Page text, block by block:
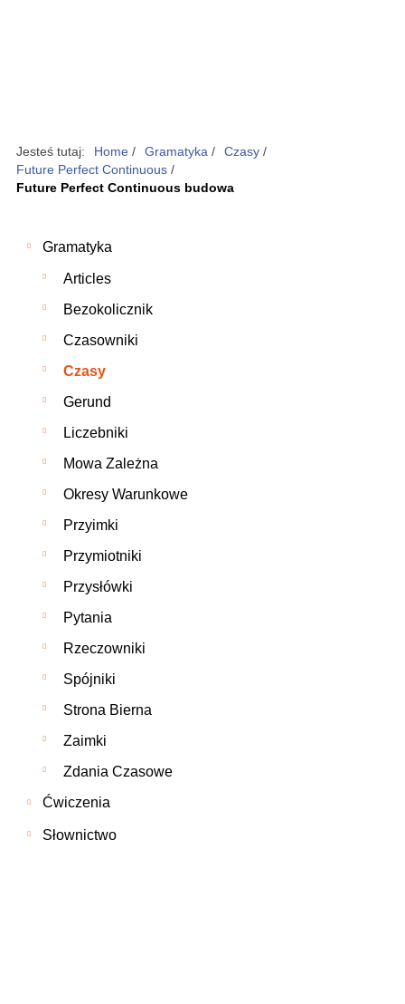
Jesteś tutaj: Home / Gramatyka / Czasy /
Future Perfect Continuous /
Future Perfect Continuous budowa
Gramatyka
Articles
Bezokolicznik
Czasowniki
Czasy
Gerund
Liczebniki
Mowa Zależna
Okresy Warunkowe
Przyimki
Przymiotniki
Przysłówki
Pytania
Rzeczowniki
Spójniki
Strona Bierna
Zaimki
Zdania Czasowe
Ćwiczenia
Słownictwo